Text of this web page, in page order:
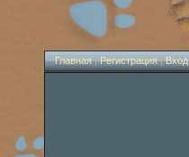
Главная|Регистрация|Вход